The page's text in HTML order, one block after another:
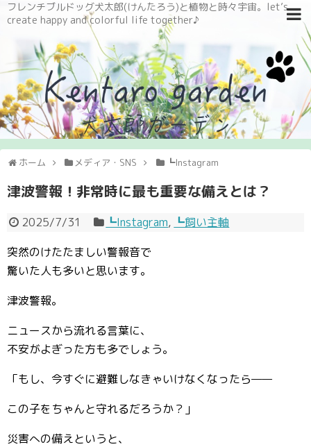
フレンチブルドッグ犬太郎(けんたろう)と植物と時々宇宙。let’s
create happy and colorful life together♪
ホーム メディア・SNS ┗Instagram
津波警報！非常時に最も重要な備えとは？
2025/7/31 ┗Instagram, ┗飼い主軸
突然のけたたましい警報音で
驚いた人も多いと思います。
津波警報。
ニュースから流れる言葉に、
不安がよぎった方も多でしょう。
「もし、今すぐに避難しなきゃいけなくなったら——
この子をちゃんと守れるだろうか？」
災害への備えというと、